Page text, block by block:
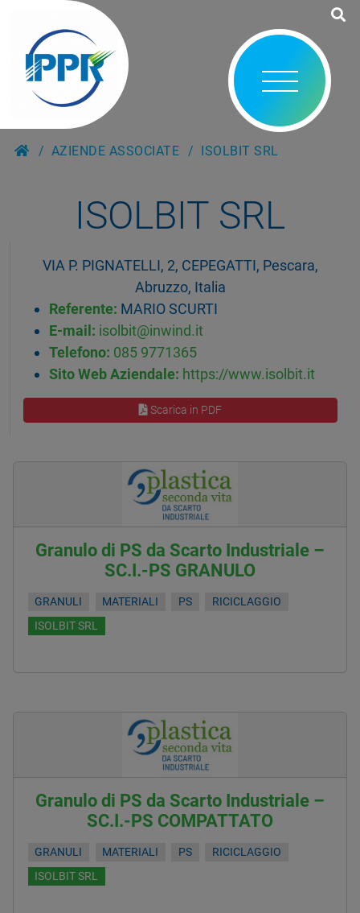
AZIENDE ASSOCIATE ISOLBIT SRL
ISOLBIT SRL
VIA P. PIGNATELLI, 2, CEPEGATTI, Pescara,
Abruzzo, Italia
Referente: MARIO SCURTI
E-mail: isolbit@inwind.it
Telefono: 085 9771365
Sito Web Aziendale: https://www.isolbit.it
Scarica in PDF
Granulo di PS da Scarto Industriale –
SC.I.-PS GRANULO
GRANULI MATERIALI PS
RICICLAGGIO
ISOLBIT SRL
Granulo di PS da Scarto Industriale –
SC.I.-PS COMPATTATO
GRANULI MATERIALI PS
RICICLAGGIO
ISOLBIT SRL